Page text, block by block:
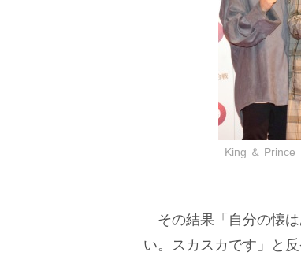
King ＆ Prince
その結果「自分の懐は
い。スカスカです」と